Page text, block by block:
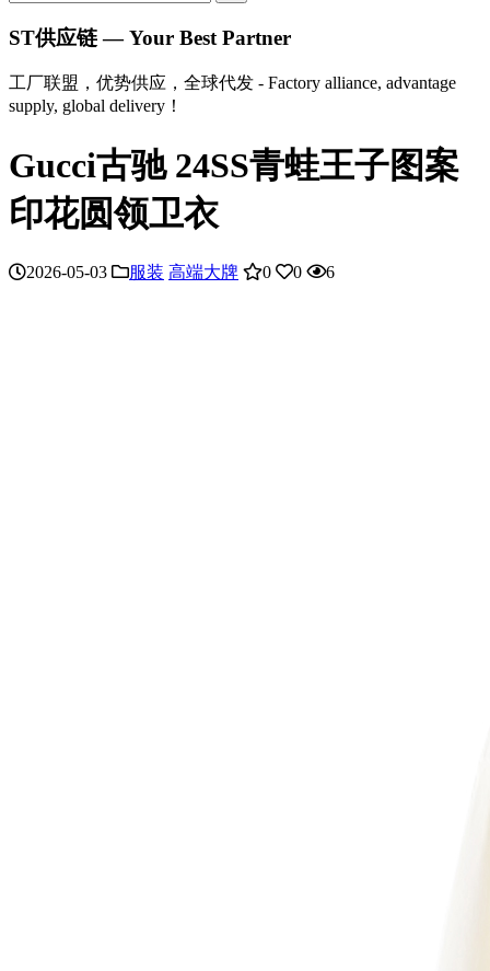
ST供应链 — Your Best Partner
工厂联盟，优势供应，全球代发 - Factory alliance, advantage
supply, global delivery！
Gucci古驰 24SS青蛙王子图案
印花圆领卫衣
2026-05-03 服装 高端大牌 0 0 6